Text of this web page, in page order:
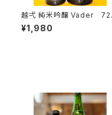
越弌 純米吟醸 Vader 720
ml１本（株式会社越後鶴亀・
新潟県新潟市西蒲区竹野町）
¥1,980